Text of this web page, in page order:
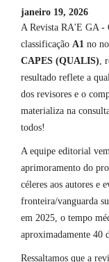
janeiro 19, 2026
A Revista RA'E GA -
classificação A1 no
CAPES (QUALIS),
resultado reflete a
dos revisores e o
materializa na
todos!
A equipe editorial
aprimoramento do
céleres aos autores e
fronteira/vanguarda
em 2025, o tempo
aproximadamente 40
Ressaltamos que a